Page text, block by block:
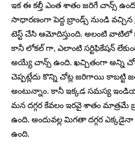
ఇక ఈ కల్తీ ఎంత శాతం జరిగే చాన్స్
సాధారణంగా పెద్ద బ్రాండ్స్ నుండి వచ్చిన
టెస్ట్ చేసి ఆమోదిస్తుంది. అలంటి వాటిలో
కానీ లోకల్ గా, ఎలాంటి సర్టిఫికేషన్
అయ్యే చాన్స్ ఉంది. ఖచ్చితంగా అన్ని
చెప్పట్లేదు కొన్ని చోట్ల జరిగాయి కాబట్టి
అంటున్నాం. కానీ ఇక్కడ సమస్య
మన దగ్గర కేవలం ఇరవై శాతం మాత్రమే
ఉంది. అందువల్ల మిగతా దగ్గర
ఉంది.